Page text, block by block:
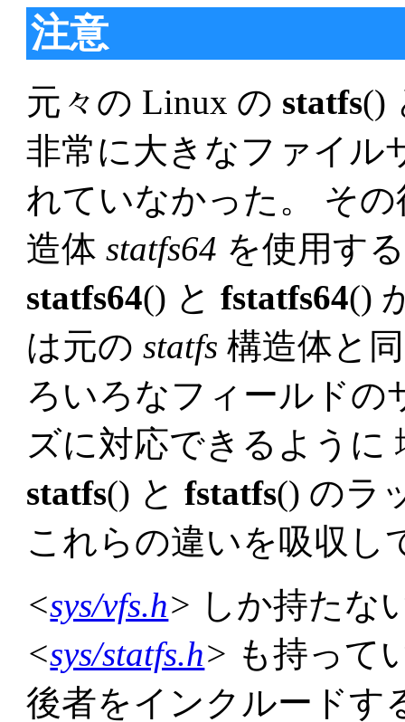
注意
元々の Linux の statfs()
非常に大きなファイル
れていなかった。 そ
造体statfs64 を使用す
statfs64() とfstatfs64()
は元のstatfs 構造体と
ろいろなフィールド
ズに対応できるように
statfs() とfstatfs() のラ
これらの違いを吸収し
<sys/vfs.h> しか持たな
<sys/statfs.h> も持って
後者をインクルードす